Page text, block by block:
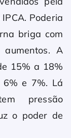
Poderia
briga com
aumentos. A
15% a 18%
6% e 7%. Lá
pressão
o poder de